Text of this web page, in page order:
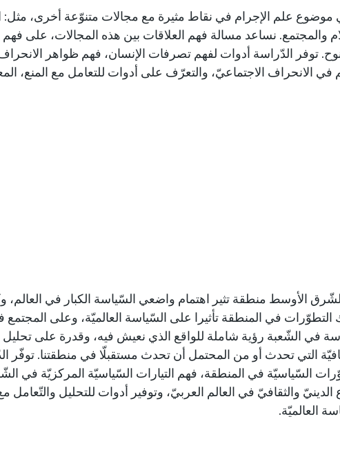
موضوع علم الإجرام في نقاط مثيرة مع مجالات متنوّعة أخرى، مثل:
والمجتمع. نساعد مسالة فهم العلاقات بين هذه المجالات، على
توفر الدّراسة أدوات لفهم تصرفات الإنسان، فهم ظواهر الانحراف
في الانحراف الاجتماعيّ، والتعرّف على أدوات للتعامل مع المنع،
الأوسط منطقة تثير اهتمام واضعي السّياسة الكبار في العالم،
التطوّرات في المنطقة تأثيرا على السّياسة العالميّة، وعلى المجتمع
في الشّعبة رؤية شاملة للواقع الذي نعيش فيه، وقدرة على
التي تحدث أو من المحتمل أن تحدث مستقبلّا في منطقتنا. توفّر
السّياسيّة في المنطقة، فهم التيارات السّياسيّة المركزيّة في
الدينيّ والثقافيّ في العالم العربيّ، وتوفير أدوات للتحليل والتّعامل
العالميّة.